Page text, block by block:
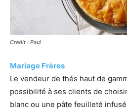
Crédit : Paul
Mariage Frères
Le vendeur de thés haut de
possibilité à ses clients de
blanc ou une pâte feuilleté